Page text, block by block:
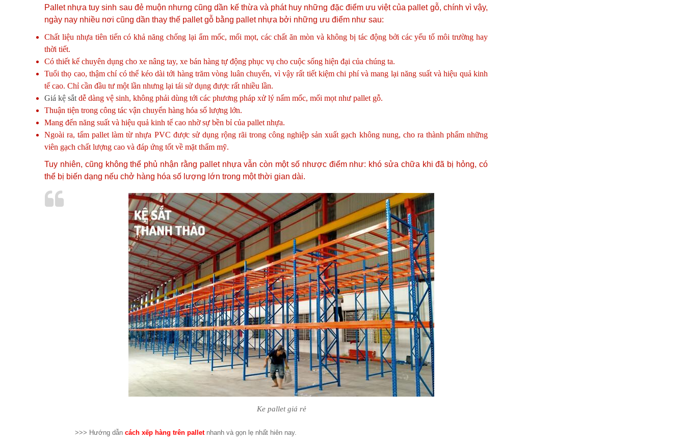
Pallet nhựa tuy sinh sau đẻ muộn nhưng cũng dần kế thừa và phát huy những đặc điểm ưu việt của pallet gỗ, chính vì vậy,
ngày nay nhiều nơi cũng dần thay thế pallet gỗ bằng pallet nhựa bởi những ưu điểm như sau:
Chất liệu nhựa tiên tiến có khả năng chống lại ẩm mốc, mối mọt, các chất ăn mòn và không bị tác động bởi các yếu tố môi trường hay
thời tiết.
Có thiết kế chuyên dụng cho xe nâng tay, xe bán hàng tự động phục vụ cho cuộc sống hiện đại của chúng ta.
Tuổi thọ cao, thậm chí có thể kéo dài tới hàng trăm vòng luân chuyển, vì vậy rất tiết kiệm chi phí và mang lại năng suất và hiệu quả kinh
tế cao. Chỉ cần đầu tư một lần nhưng lại tái sử dụng được rất nhiều lần.
Giá kệ sắt dễ dàng vệ sinh, không phải dùng tới các phương pháp xử lý nấm mốc, mối mọt như pallet gỗ.
Thuận tiện trong công tác vận chuyển hàng hóa số lượng lớn.
Mang đến năng suất và hiệu quả kinh tế cao nhờ sự bền bỉ của pallet nhựa.
Ngoài ra, tấm pallet làm từ nhựa PVC được sử dụng rộng rãi trong công nghiệp sản xuất gạch không nung, cho ra thành phẩm những
viên gạch chất lượng cao và đáp ứng tốt về mặt thẩm mỹ.
Tuy nhiên, cũng không thể phủ nhận rằng pallet nhựa vẫn còn một số nhược điểm như: khó sửa chữa khi đã bị hỏng, có
thể bị biến dạng nếu chở hàng hóa số lượng lớn trong một thời gian dài.
Ke pallet giá rẻ
>>> Hướng dẫn cách xếp hàng trên palletnhanh và gọn lẹ nhất hiên nay.